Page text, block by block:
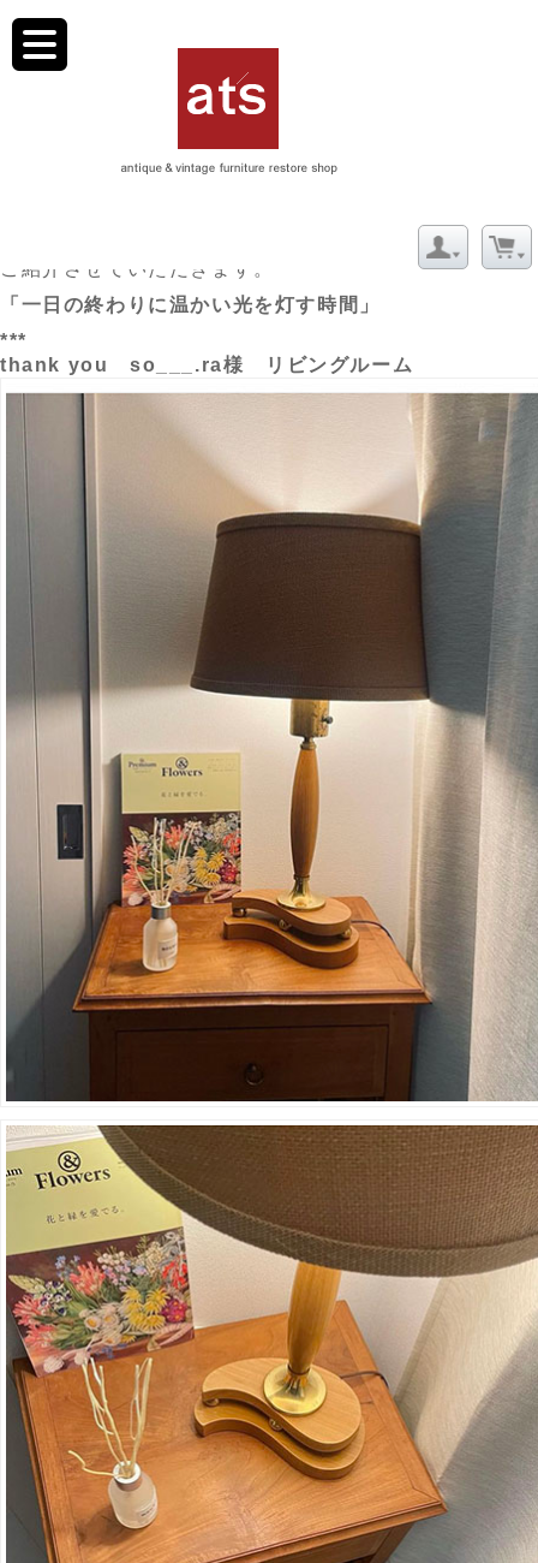
toggle
navigation
愛知県 So___.ra様 リビングルーム
当店at’sで家具や照明をお迎えいただいたお客様より
ご紹介させていただきます。
「一日の終わりに温かい光を灯す時間」
***
thank you so___.ra様 リビングルーム